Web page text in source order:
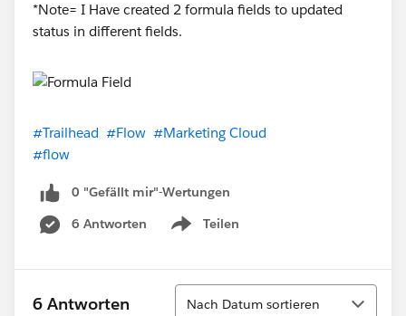
*Note= I Have created 2 formula fields to updated
status in different fields.
#Trailhead #Flow #Marketing Cloud
#flow
0 "Gefällt mir"-Wertungen
6 Antworten
Teilen
Show menu
6 Antworten
Sortieren
Nach Datum sortieren